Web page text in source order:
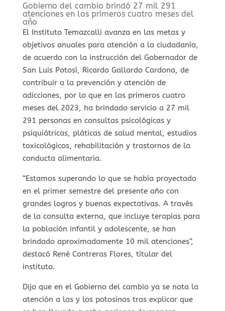
Gobierno del cambio brindó 27 mil 291
atenciones en los primeros cuatro meses del
año
El Instituto Temazcalli avanza en las metas y
objetivos anuales para atención a la ciudadanía,
de acuerdo con la instrucción del Gobernador de
San Luis Potosí, Ricardo Gallardo Cardona, de
contribuir a la prevención y atención de
adicciones, por lo que en los primeros cuatro
meses del 2023, ha brindado servicio a 27 mil
291 personas en consultas psicológicas y
psiquiátricas, pláticas de salud mental, estudios
toxicológicos, rehabilitación y trastornos de la
conducta alimentaria.
“Estamos superando lo que se había proyectado
en el primer semestre del presente año con
grandes logros y buenas expectativas. A través
de la consulta externa, que incluye terapias para
la población infantil y adolescente, se han
brindado aproximadamente 10 mil atenciones”,
destacó René Contreras Flores, titular del
instituto.
Dijo que en el Gobierno del cambio ya se nota la
atención a las y los potosinos tras explicar que